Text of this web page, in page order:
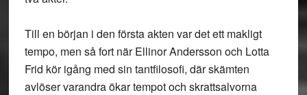
Till en början i den första akten var det ett makligt
tempo, men så fort när Ellinor Andersson och Lotta
Frid kör igång med sin tantfilosofi, där skämten
avlöser varandra ökar tempot och skrattsalvorna